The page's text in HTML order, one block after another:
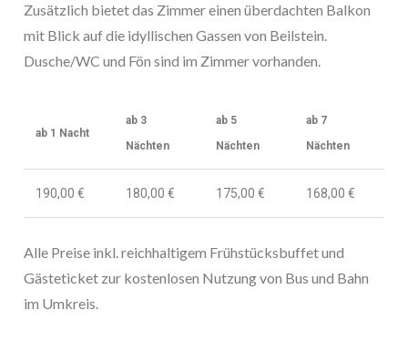
Zusätzlich bietet das Zimmer einen überdachten Balkon
mit Blick auf die idyllischen Gassen von Beilstein.
Dusche/WC und Fön sind im Zimmer vorhanden.
ab 1 Nacht
ab 3
Nächten
ab 5
Nächten
ab 7
Nächten
190,00 € 180,00 € 175,00 € 168,00 €
Alle Preise inkl. reichhaltigem Frühstücksbuffet und
Gästeticket zur kostenlosen Nutzung von Bus und Bahn
im Umkreis.